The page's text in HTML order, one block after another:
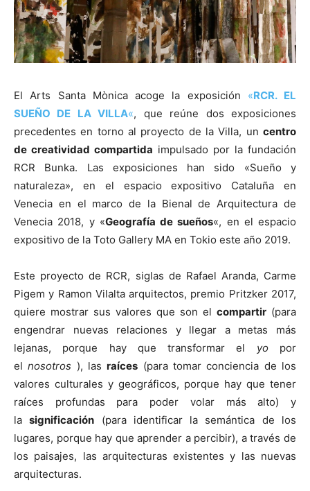
El Arts Santa Mònica acoge la exposición «RCR. EL
SUEÑO DE LA VILLA«, que reúne dos exposiciones
precedentes en torno al proyecto de la Villa, un centro
de creatividad compartida impulsado por la fundación
RCR Bunka. Las exposiciones han sido «Sueño y
naturaleza», en el espacio expositivo Cataluña en
Venecia en el marco de la Bienal de Arquitectura de
Venecia 2018, y «Geografía de sueños«, en el espacio
expositivo de la Toto Gallery MA en Tokio este año 2019.
Este proyecto de RCR, siglas de Rafael Aranda, Carme
Pigem y Ramon Vilalta arquitectos, premio Pritzker 2017,
quiere mostrar sus valores que son el compartir (para
engendrar nuevas relaciones y llegar a metas más
lejanas, porque hay que transformar el yopor
elnosotros ), lasraíces (para tomar conciencia de los
valores culturales y geográficos, porque hay que tener
raíces profundas para poder volar más alto) y
lasignificación (para identificar la semántica de los
lugares, porque hay que aprender a percibir), a través de
los paisajes, las arquitecturas existentes y las nuevas
arquitecturas.